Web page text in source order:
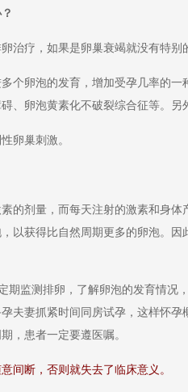
疗，如果是卵巢衰竭就没有特别
卵泡的发育，增加受孕几率的一
、卵泡黄素化不破裂综合征等。另
卵巢刺激。
剂量，而每天注射的激素和身体
以获得比自然周期更多的卵泡。
监测排卵，了解卵泡的发育情况
夫妻抓紧时间同房试孕，这样怀
，患者一定要遵医嘱。
断，否则就失去了临床意义。